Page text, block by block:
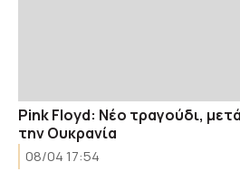
Pink Floyd: Νέο τραγούδι,
την Ουκρανία
08/04 17:54